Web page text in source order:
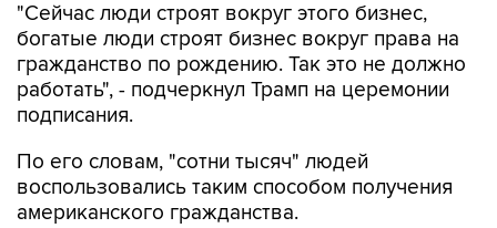
"Сейчас люди строят вокруг этого бизнес,
богатые люди строят бизнес вокруг права на
гражданство по рождению. Так это не должно
работать", - подчеркнул Трамп на церемонии
подписания.
По его словам, "сотни тысяч" людей
воспользовались таким способом получения
американского гражданства.